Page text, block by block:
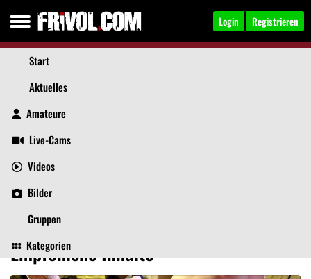
Login Registrieren
Start
Aktuelles
Amateure
Live-Cams
Videos
Bilder
Gruppen
Kategorien
GangBangKati
Empfohlene Inhalte